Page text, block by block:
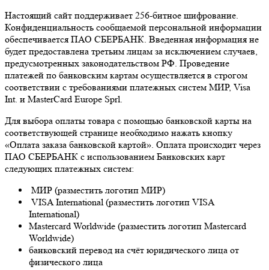
Настоящий сайт поддерживает 256-битное шифрование.
Конфиденциальность сообщаемой персональной информации
обеспечивается ПАО СБЕРБАНК. Введенная информация не
будет предоставлена третьим лицам за исключением случаев,
предусмотренных законодательством РФ. Проведение
платежей по банковским картам осуществляется в строгом
соответствии с требованиями платежных систем МИР, Visa
Int. и MasterCard Europe Sprl.
Для выбора оплаты товара с помощью банковской карты на
соответствующей странице необходимо нажать кнопку
«Оплата заказа банковской картой». Оплата происходит через
ПАО СБЕРБАНК с использованием Банковских карт
следующих платежных систем:
МИР (разместить логотип МИР)
VISA International (разместить логотип VISA
International)
Mastercard Worldwide (разместить логотип Mastercard
Worldwide)
банковский перевод на счёт юридического лица от
физического лица